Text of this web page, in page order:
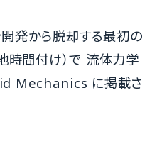
発から脱却する最初の
時間付け）で 流体力学
Mechanics に掲載さ